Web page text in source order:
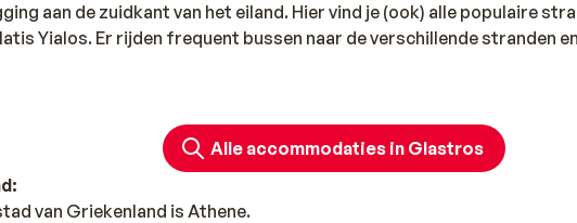
aan de zuidkant van het eiland. Hier vind je (ook) alle populaire
Yialos. Er rijden frequent bussen naar de verschillende stranden
Alle accommodaties in Glastros
van Griekenland is Athene.